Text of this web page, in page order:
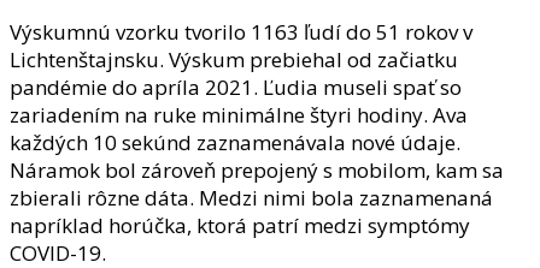
Výskumnú vzorku tvorilo 1163 ľudí do 51 rokov v
Lichtenštajnsku. Výskum prebiehal od začiatku
pandémie do apríla 2021. Ľudia museli spať so
zariadením na ruke minimálne štyri hodiny. Ava
každých 10 sekúnd zaznamenávala nové údaje.
Náramok bol zároveň prepojený s mobilom, kam sa
zbierali rôzne dáta. Medzi nimi bola zaznamenaná
napríklad horúčka, ktorá patrí medzi symptómy
COVID-19.